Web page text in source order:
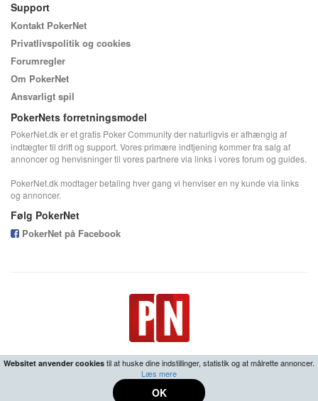
Support
Kontakt PokerNet
Privatlivspolitik og cookies
Forumregler
Om PokerNet
Ansvarligt spil
PokerNets forretningsmodel
PokerNet.dk er et gratis Poker Community der naturligvis er afhængig af
indtægter til drift og support. Vores primære indtjening kommer fra salg af
annoncer og henvisninger til vores partnere via links i vores forum og guides.
PokerNet.dk modtager betaling hver gang vi henviser en ny kunde via links
og annoncer.
Følg PokerNet
PokerNet på Facebook
18+ | Ansvarligt spil -Center for Ludomani•
© 2026 PokerNet.dk All rights reserved.
Websitet anvender cookies til at huske dine indstillinger, statistik og at målrette annoncer.
Læs mere
OK